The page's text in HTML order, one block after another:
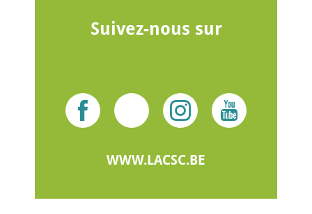
Suivez-nous sur
WWW.LACSC.BE